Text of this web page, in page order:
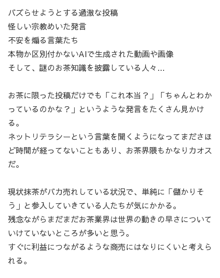
バズらせようとする過激な投稿
怪しい宗教めいた発言
不安を煽る言葉たち
本物か区別付かないAIで生成された動画や画像
そして、謎のお茶知識を披露している人々…
お茶に限った投稿だけでも「これ本当？」「ちゃんとわか
っているのかな？」というような発言をたくさん見かけ
る。
ネットリテラシーという言葉を聞くようになってまださほ
ど時間が経ってないこともあり、お茶界隈もかなりカオス
だ。
現状抹茶がバカ売れしている状況で、単純に「儲かりそ
う」と参入していきている人たちが気にかかる。
残念ながらまだまだお茶業界は世界の動きの早さについて
いけていないところが多いと思う。
すぐに利益につながるような商売にはなりにくいと考えら
れる。